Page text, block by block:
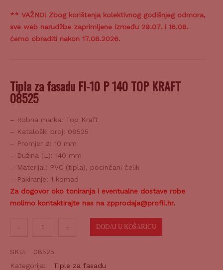
** VAŽNO! Zbog korištenja kolektivnog godišnjeg odmora,
sve web narudžbe zaprimljene između 29.07. i 16.08.
ćemo obraditi nakon 17.08.2026.
Tipla za fasadu FI-10 P 140 TOP KRAFT
08525
– Robna marka: Top Kraft
– Kataloški broj: 08525
– Promjer ø: 10 mm
– Dužina (L): 140 mm
– Materijal: PVC (tipla), pocinčani čelik
– Pakiranje: 1 komad
Za dogovor oko toniranja i eventualne dostave robe
molimo kontaktirajte nas na zpprodaja@profil.hr.
Tipla
DODAJ U KOŠARICU
SKU:
08525
Kategorija:
Tiple za fasadu